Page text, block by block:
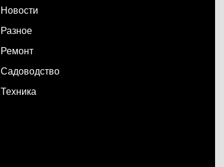
Новости
Разное
Ремонт
Садоводство
Техника